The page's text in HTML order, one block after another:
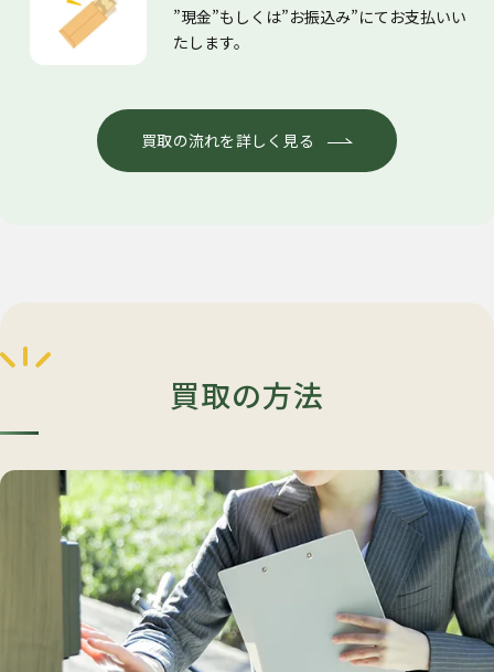
”現金”もしくは”お振込み”にてお支払いい
たします。
買取の流れを詳しく見る
買取の方法